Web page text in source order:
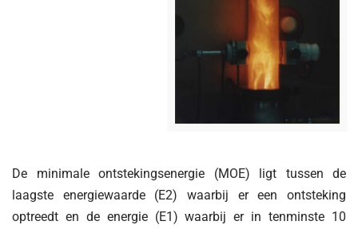
De minimale ontstekingsenergie (MOE) ligt tussen de
laagste energiewaarde (E2) waarbij er een ontsteking
optreedt en de energie (E1) waarbij er in tenminste 10